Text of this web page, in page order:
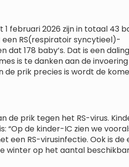
februari 2026 zijn in totaal 43
RS(respiratoir syncytieel)-
dat 178 baby’s. Dat is een
is te danken aan de
prik precies is wordt de
de prik tegen het RS-virus.
“Op de kinder-IC zien we
een RS-virusinfectie. Ook is de
winter op het aantal